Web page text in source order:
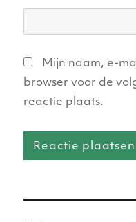
Mijn naam, e-
browser voor de
reactie plaats.